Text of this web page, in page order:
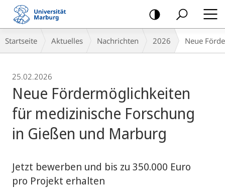
Mobile-
Navigation
Breadcrumb-
Navigation
Startseite Aktuelles Nachrichten 2026 Neue
25.02.2026
Neue Fördermöglichkeiten
für medizinische Forschung
in Gießen und Marburg
Jetzt bewerben und bis zu 350.000 Euro
pro Projekt erhalten